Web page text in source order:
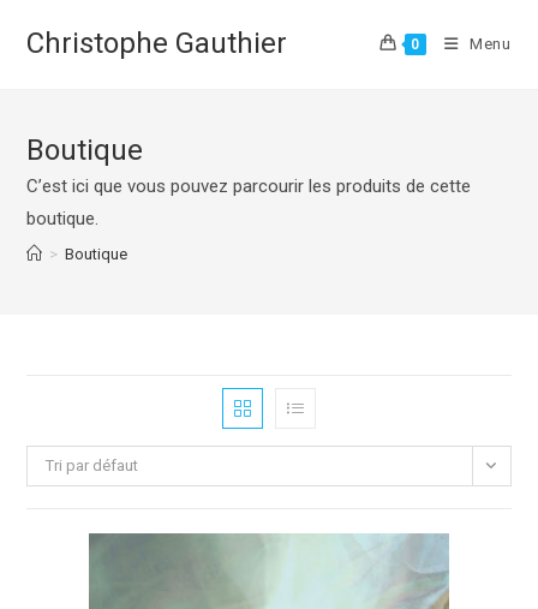
Christophe Gauthier 0 Menu
Boutique
C’est ici que vous pouvez parcourir les produits de cette
boutique.
> Boutique
Tri par défaut